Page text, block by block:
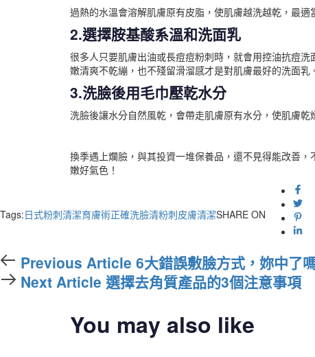
過熱的水溫會溶解肌膚原有皮脂，使肌膚越洗越乾，最
2.選擇胺基酸系溫和洗面乳
很多人只要肌膚出油或長痘痘粉刺時，就會用控油抗痘
嫩清爽不乾繃，也不殘留滑溜感才是對肌膚最好的洗面乳
3.洗臉後用毛巾壓乾水分
洗臉後讓水分自然風乾，會帶走肌膚原有水分，使肌膚
換季遇上爛臉，與其投資一堆保養品，還不見得能改善
嫩好氣色！
Tags:日式粉刺清潔育膚術正確洗臉清粉刺皮膚清潔SHARE ON
Previous
Article
Previous Article 6大錯誤敷臉方式，妳中了
NextNext Article 選擇去角質產品的3個注意事項
You may also like